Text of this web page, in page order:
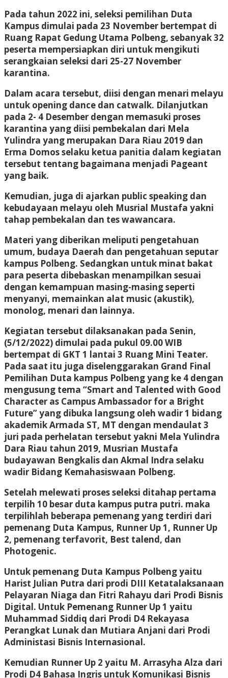
Pada tahun 2022 ini, seleksi pemilihan Duta
Kampus dimulai pada 23 November bertempat di
Ruang Rapat Gedung Utama Polbeng, sebanyak 32
peserta mempersiapkan diri untuk mengikuti
serangkaian seleksi dari 25-27 November
karantina.
Dalam acara tersebut, diisi dengan menari melayu
untuk opening dance dan catwalk. Dilanjutkan
pada 2- 4 Desember dengan memasuki proses
karantina yang diisi pembekalan dari Mela
Yulindra yang merupakan Dara Riau 2019 dan
Erma Domos selaku ketua panitia dalam kegiatan
tersebut tentang bagaimana menjadi Pageant
yang baik.
Kemudian, juga di ajarkan public speaking dan
kebudayaan melayu oleh Musrial Mustafa yakni
tahap pembekalan dan tes wawancara.
Materi yang diberikan meliputi pengetahuan
umum, budaya Daerah dan pengetahuan seputar
kampus Polbeng. Sedangkan untuk minat bakat
para peserta dibebaskan menampilkan sesuai
dengan kemampuan masing-masing seperti
menyanyi, memainkan alat music (akustik),
monolog, menari dan lainnya.
Kegiatan tersebut dilaksanakan pada Senin,
(5/12/2022) dimulai pada pukul 09.00 WIB
bertempat di GKT 1 lantai 3 Ruang Mini Teater.
Pada saat itu juga diselenggarakan Grand Final
Pemilihan Duta kampus Polbeng yang ke 4 dengan
mengusung tema “Smart and Talented with Good
Character as Campus Ambassador for a Bright
Future” yang dibuka langsung oleh wadir 1 bidang
akademik Armada ST, MT dengan mendaulat 3
juri pada perhelatan tersebut yakni Mela Yulindra
Dara Riau tahun 2019, Musrian Mustafa
budayawan Bengkalis dan Akmal Indra selaku
wadir Bidang Kemahasiswaan Polbeng.
Setelah melewati proses seleksi ditahap pertama
terpilih 10 besar duta kampus putra putri. maka
terpilihlah beberapa pemenang yang terdiri dari
pemenang Duta Kampus, Runner Up 1, Runner Up
2, pemenang terfavorit, Best talend, dan
Photogenic.
Untuk pemenang Duta Kampus Polbeng yaitu
Harist Julian Putra dari prodi DIII Ketatalaksanaan
Pelayaran Niaga dan Fitri Rahayu dari Prodi Bisnis
Digital. Untuk Pemenang Runner Up 1 yaitu
Muhammad Siddiq dari Prodi D4 Rekayasa
Perangkat Lunak dan Mutiara Anjani dari Prodi
Administasi Bisnis Internasional.
Kemudian Runner Up 2 yaitu M. Arrasyha Alza dari
Prodi D4 Bahasa Ingris untuk Komunikasi Bisnis